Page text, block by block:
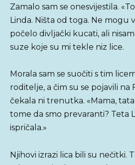
Zamalo sam se onesvijestila.
Linda. Ništa od toga. Ne mogu
počelo divljački kucati, ali
suze koje su mi tekle niz lice.
Morala sam se suočiti s tim
roditelje, a čim su se pojavili na
čekala ni trenutka. «Mama,
tome da smo prevaranti? Teta
ispričala.»
Njihovi izrazi lica bili su nečitki.